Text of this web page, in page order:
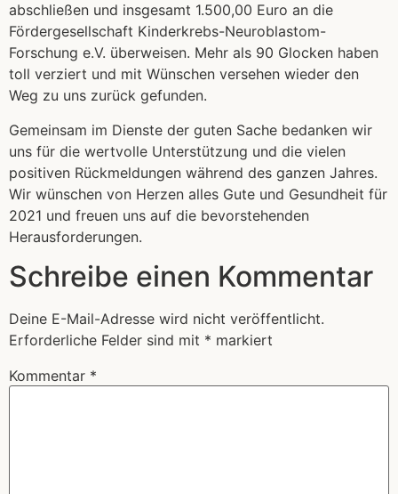
abschließen und insgesamt 1.500,00 Euro an die
Fördergesellschaft Kinderkrebs-Neuroblastom-
Forschung e.V. überweisen. Mehr als 90 Glocken haben
toll verziert und mit Wünschen versehen wieder den
Weg zu uns zurück gefunden.
Gemeinsam im Dienste der guten Sache bedanken wir
uns für die wertvolle Unterstützung und die vielen
positiven Rückmeldungen während des ganzen Jahres.
Wir wünschen von Herzen alles Gute und Gesundheit für
2021 und freuen uns auf die bevorstehenden
Herausforderungen.
Schreibe einen Kommentar
Deine E-Mail-Adresse wird nicht veröffentlicht.
Erforderliche Felder sind mit * markiert
Kommentar *